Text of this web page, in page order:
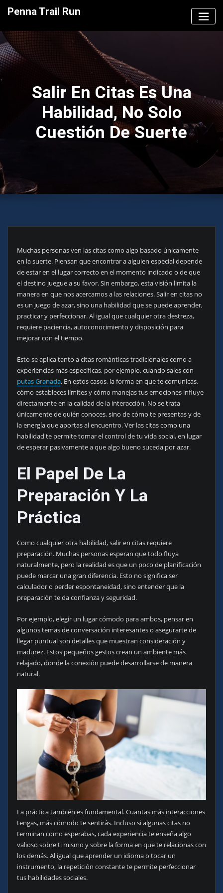
Penna Trail Run
Salir En Citas Es Una
Habilidad, No Solo
Cuestión De Suerte
Muchas personas ven las citas como algo basado únicamente
en la suerte. Piensan que encontrar a alguien especial depende
de estar en el lugar correcto en el momento indicado o de que
el destino juegue a su favor. Sin embargo, esta visión limita la
manera en que nos acercamos a las relaciones. Salir en citas no
es un juego de azar, sino una habilidad que se puede aprender,
practicar y perfeccionar. Al igual que cualquier otra destreza,
requiere paciencia, autoconocimiento y disposición para
mejorar con el tiempo.
Esto se aplica tanto a citas románticas tradicionales como a
experiencias más específicas, por ejemplo, cuando sales con
putas Granada. En estos casos, la forma en que te comunicas,
cómo estableces límites y cómo manejas tus emociones influye
directamente en la calidad de la interacción. No se trata
únicamente de quién conoces, sino de cómo te presentas y de
la energía que aportas al encuentro. Ver las citas como una
habilidad te permite tomar el control de tu vida social, en lugar
de esperar pasivamente a que algo bueno suceda por azar.
El Papel De La
Preparación Y La
Práctica
Como cualquier otra habilidad, salir en citas requiere
preparación. Muchas personas esperan que todo fluya
naturalmente, pero la realidad es que un poco de planificación
puede marcar una gran diferencia. Esto no significa ser
calculador o perder espontaneidad, sino entender que la
preparación te da confianza y seguridad.
Por ejemplo, elegir un lugar cómodo para ambos, pensar en
algunos temas de conversación interesantes o asegurarte de
llegar puntual son detalles que muestran consideración y
madurez. Estos pequeños gestos crean un ambiente más
relajado, donde la conexión puede desarrollarse de manera
natural.
La práctica también es fundamental. Cuantas más interacciones
tengas, más cómodo te sentirás. Incluso si algunas citas no
terminan como esperabas, cada experiencia te enseña algo
valioso sobre ti mismo y sobre la forma en que te relacionas con
los demás. Al igual que aprender un idioma o tocar un
instrumento, la repetición constante te permite perfeccionar
tus habilidades sociales.